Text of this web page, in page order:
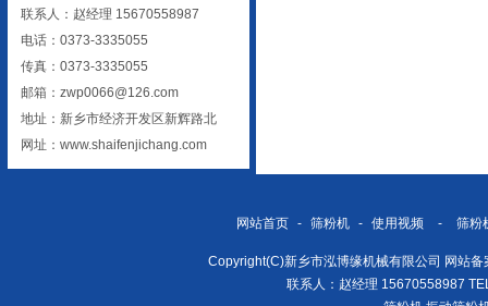
联系人：赵经理 15670558987
电话：0373-3335055
传真：0373-3335055
邮箱：zwp0066@126.com
地址：新乡市经济开发区新辉路北
网址： www.shaifenjichang.com
网站首页 - 筛粉机 - 使用视频 - 筛粉
Copyright(C)新乡市泓博缘机械有限公司 网站备
联系人：赵经理 15670558987